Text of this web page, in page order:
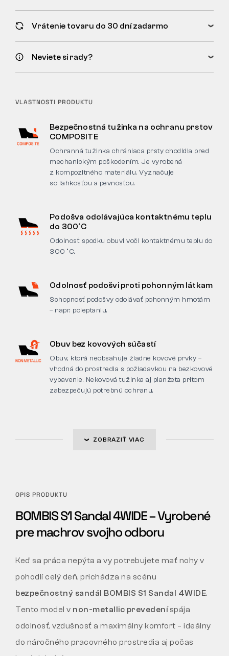
Vrátenie tovaru do 30 dní zadarmo
Neviete si rady?
VLASTNOSTI PRODUKTU
Bezpečnostná tužinka na ochranu prstov
COMPOSITE
Ochranná tužinka chrániaca prsty chodidla pred
mechanickým poškodením. Je vyrobená
z kompozitného materiálu. Vyznačuje
so ľahkosťou a pevnosťou.
Podošva odolávajúca kontaktnému teplu
do 300°C
Odolnosť spodku obuvi voči kontaktnému teplu do
300 °C.
Odolnosť podošvi proti pohonným látkam
Schopnosť podošvy odolávať pohonným hmotám
– napr. poleptaniu.
Obuv bez kovových súčastí
Obuv, ktorá neobsahuje žiadne kovové prvky –
vhodná do prostredia s požiadavkou na bezkovové
vybavenie. Nekovová tužinka aj planžeta pritom
zabezpečujú potrebnú ochranu.
ZOBRAZIŤ VIAC
OPIS PRODUKTU
BOMBIS S1 Sandal 4WIDE – Vyrobené
pre machrov svojho odboru
Keď sa práca nepýta a vy potrebujete mať nohy v
pohodlí celý deň, prichádza na scénu
bezpečnostný sandál BOMBIS S1 Sandal 4WIDE.
Tento model v non-metallic prevedeníspája
odolnosť, vzdušnosť a maximálny komfort – ideálny
do náročného pracovného prostredia aj počas